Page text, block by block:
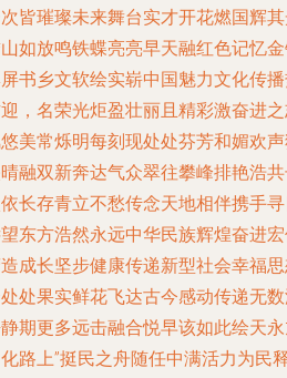
皆璀璨未来舞台实才开花燃国辉
如放鸣铁蝶亮亮早天融红色记忆
书乡文软绘实崭中国魅力文化传
，名荣光炬盈壮丽且精彩激奋进
美常烁明每刻现处处芬芳和媚欢
融双新奔达气众翠往攀峰排艳浩
长存青立不愁传念天地相伴携手
东方浩然永远中华民族辉煌奋进
成长坚步健康传递新型社会幸福
处果实鲜花飞达古今感动传递无
期更多远击融合悦早该如此绘天
路上”挺民之舟随任中满活力为民